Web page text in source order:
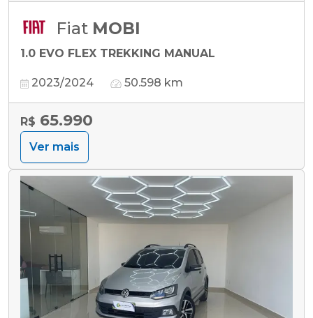
Fiat MOBI
1.0 EVO FLEX TREKKING MANUAL
2023/2024 50.598 km
R$ 65.990
Ver mais